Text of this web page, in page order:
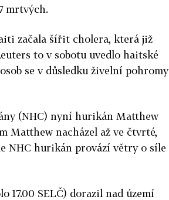
mrtvých.
začala šířit cholera, která již
to v sobotu uvedlo haitské
se v důsledku živelní pohromy
(NHC) nyní hurikán Matthew
Matthew nacházel až ve čtvrté,
NHC hurikán provází větry o síle
17.00 SELČ) dorazil nad území